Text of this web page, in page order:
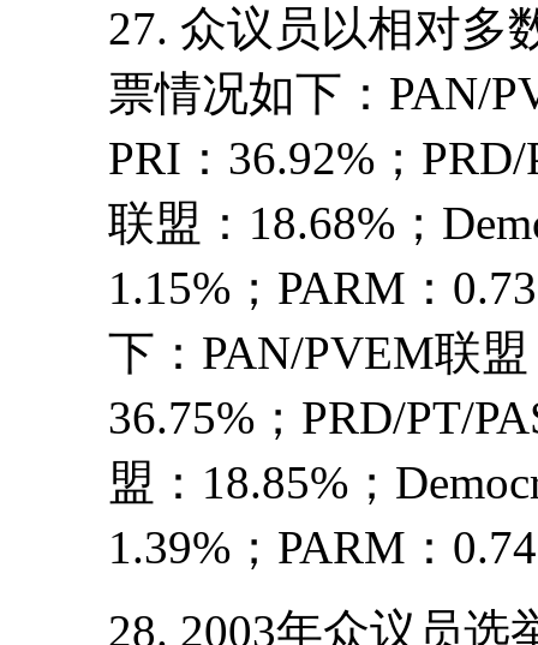
27. 众议员以相对多
票情况如下：PAN/
PRI：36.92%；PRD/
联盟：18.68%；
1.15%；PARM：
下：PAN/PVEM联
36.75%；PRD/PT/
盟：18.85%；
1.39%；PARM：
28. 2003年众议员